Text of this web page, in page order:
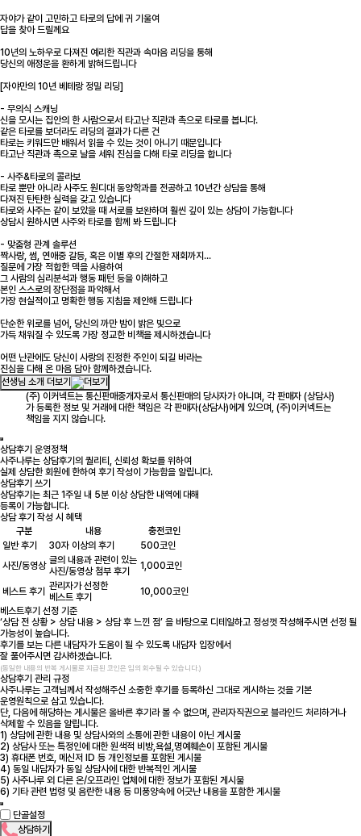
자야가 같이 고민하고 타로의 답에 귀 기울여
답을 찾아 드릴께요
10년의 노하우로 다져진 예리한 직관과 속마음 리딩을 통해
당신의 애정운을 환하게 밝혀드립니다
[자야만의 10년 베테랑 정밀 리딩]
- 무의식 스캐닝
신을 모시는 집안의 한 사람으로서 타고난 직관과 촉으로 타로를 봅니다.
같은 타로를 보더라도 리딩의 결과가 다른 건
타로는 키워드만 배워서 읽을 수 있는 것이 아니기 때문입니다
타고난 직관과 촉으로 날을 세워 진심을 다해 타로 리딩을 합니다
- 사주&타로의 콜라보
타로 뿐만 아니라 사주도 원디대 동양학과를 전공하고 10년간 상담을 통해
다져진 탄탄한 실력을 갖고 있습니다
타로와 사주는 같이 보았을 때 서로를 보완하며 훨씬 깊이 있는 상담이 가능합니다
상담시 원하시면 사주와 타로를 함께 봐 드립니다
- 맞춤형 관계 솔루션
짝사랑, 썸, 연애중 갈등, 혹은 이별 후의 간절한 재회까지...
질문에 가장 적합한 덱을 사용하여
그 사람의 심리분석과 행동 패턴 등을 이해하고
본인 스스로의 장단점을 파악해서
가장 현실적이고 명확한 행동 지침을 제안해 드립니다
단순한 위로를 넘어, 당신의 까만 밤이 밝은 빛으로
가득 채워질 수 있도록 가장 정교한 비책을 제시하겠습니다
어떤 난관에도 당신이 사랑의 진정한 주인이 되길 바라는
진심을 다해 온 마음 담아 함께하겠습니다.
선생님 소개 더보기
(주) 이커넥트는 통신판매중개자로서 통신판매의 당사자가 아니며, 각 판매자 (상담사)
가 등록한 정보 및 거래에 대한 책임은 각 판매자(상담사)에게 있으며, (주)이커넥트는
책임을 지지 않습니다.
상담후기 운영정책
사주나루는 상담후기의 퀄리티, 신뢰성 확보를 위하여
실제 상담한 회원에 한하여 후기 작성이 가능함을 알립니다.
상담후기 쓰기
상담후기는 최근 1주일 내 5분 이상 상담한 내역에 대해
등록이 가능합니다.
상담 후기 작성 시 혜택
구분
내용
충전코인
일반 후기
30자 이상의 후기
500코인
사진/동영상 글의 내용과 관련이 있는
사진/동영상 첨부 후기
1,000코인
베스트 후기 관리자가 선정한
베스트 후기
10,000코인
베스트후기 선정 기준
‘상담 전 상황 > 상담 내용 > 상담 후 느낀 점’ 을 바탕으로 디테일하고 정성껏 작성해주시면 선정 될
가능성이 높습니다.
후기를 보는 다른 내담자가 도움이 될 수 있도록 내담자 입장에서
잘 풀어주시면 감사하겠습니다.
(동일한 내용의 반복 게시물로 지급된 코인은 임의 회수될 수 있습니다.)
상담후기 관리 규정
사주나루는 고객님께서 작성해주신 소중한 후기를 등록하신 그대로 게시하는 것을 기본
운영원칙으로 삼고 있습니다.
단, 다음에 해당하는 게시물은 올바른 후기라 볼 수 없으며, 관리자직권으로 블라인드 처리하거나
삭제할 수 있음을 알립니다.
1) 상담에 관한 내용 및 상담사와의 소통에 관한 내용이 아닌 게시물
2) 상담사 또는 특정인에 대한 원색적 비방,욕설,명예훼손이 포함된 게시물
3) 휴대폰 번호, 메신저 ID 등 개인정보를 포함된 게시물
4) 동일 내담자가 동일 상담사에 대한 반복적인 게시물
5) 사주나루 외 다른 온/오프라인 업체에 대한 정보가 포함된 게시물
6) 기타 관련 법령 및 음란한 내용 등 미풍양속에 어긋난 내용을 포함한 게시물
단골설정
상담하기